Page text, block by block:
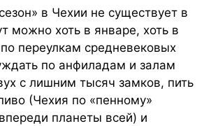
в Чехии не существует в
можно хоть в январе, хоть в
переулкам средневековых
по анфиладам и залам
с лишним тысяч замков, пить
(Чехия по «пенному»
планеты всей) и